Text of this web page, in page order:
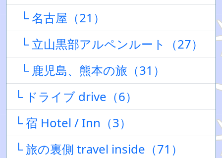
└ 名古屋（21）
└ 立山黒部アルペンルート（27）
└ 鹿児島、熊本の旅（31）
└ ドライブ drive（6）
└ 宿 Hotel / Inn（3）
└ 旅の裏側 travel inside（71）